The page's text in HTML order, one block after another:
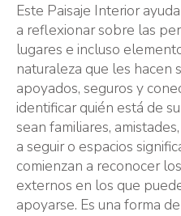
Este Paisaje Interior
a reflexionar sobre las
lugares e incluso
naturaleza que les hacen
apoyados, seguros y
identificar quién está de
sean familiares,
a seguir o espacios
comienzan a reconocer
externos en los que
apoyarse. Es una forma